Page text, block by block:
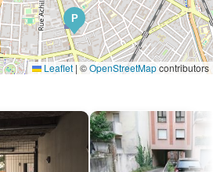
P
Leaflet | ©OpenStreetMapcontributors